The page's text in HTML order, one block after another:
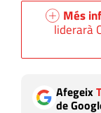
Més
liderarà
Afegeix
de